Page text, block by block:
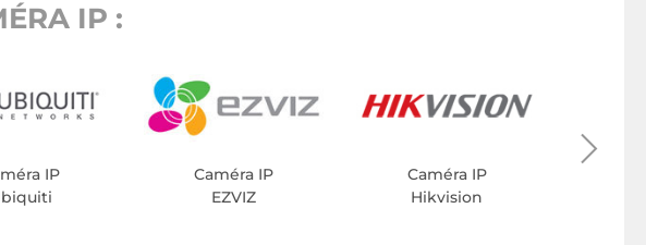
IP :
IP
Caméra IP
EZVIZ
Caméra IP
Hikvision